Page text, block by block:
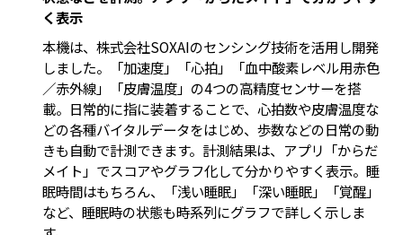
く表示
本機は、株式会社SOXAIのセンシング技術を活用し開発
しました。「加速度」「心拍」「血中酸素レベル用赤色
／赤外線」「皮膚温度」の4つの高精度センサーを搭
載。日常的に指に装着することで、心拍数や皮膚温度な
どの各種バイタルデータをはじめ、歩数などの日常の動
きも自動で計測できます。計測結果は、アプリ「からだ
メイト」でスコアやグラフ化して分かりやすく表示。睡
眠時間はもちろん、「浅い睡眠」「深い睡眠」「覚醒」
など、睡眠時の状態も時系列にグラフで詳しく示しま